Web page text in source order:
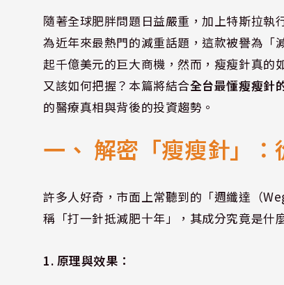
隨著全球肥胖問題日益嚴重，加上特斯拉
為近年來最熱門的減重話題，這款被譽為「
起千億美元的巨大商機，然而，瘦瘦針真的
又該如何把握？本篇將結合全台最懂瘦瘦針
的醫療真相與背後的投資趨勢。
一、 解密「瘦瘦針」
許多人好奇，市面上常聽到的「週纖達（
稱「打一針抵減肥十年」，其成分究竟是什
1. 原理與效果：